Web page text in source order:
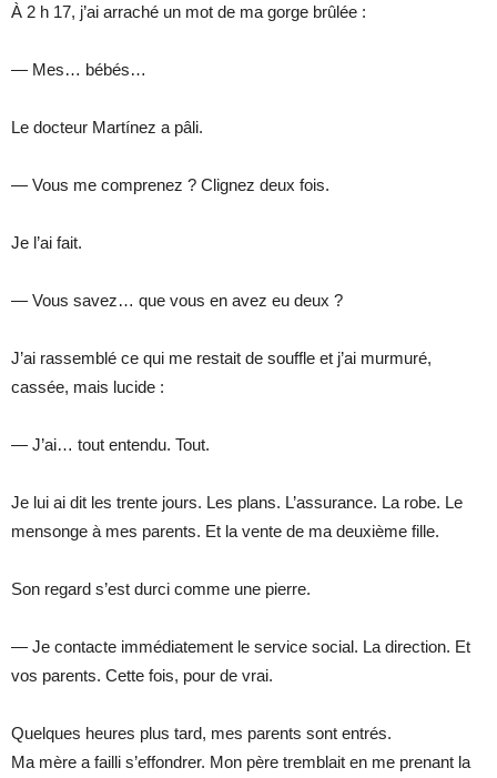
À 2 h 17, j’ai arraché un mot de ma gorge brûlée :
— Mes… bébés…
Le docteur Martínez a pâli.
— Vous me comprenez ? Clignez deux fois.
Je l’ai fait.
— Vous savez… que vous en avez eu deux ?
J’ai rassemblé ce qui me restait de souffle et j’ai murmuré,
cassée, mais lucide :
— J’ai… tout entendu. Tout.
Je lui ai dit les trente jours. Les plans. L’assurance. La robe. Le
mensonge à mes parents. Et la vente de ma deuxième fille.
Son regard s’est durci comme une pierre.
— Je contacte immédiatement le service social. La direction. Et
vos parents. Cette fois, pour de vrai.
Quelques heures plus tard, mes parents sont entrés.
Ma mère a failli s’effondrer. Mon père tremblait en me prenant la